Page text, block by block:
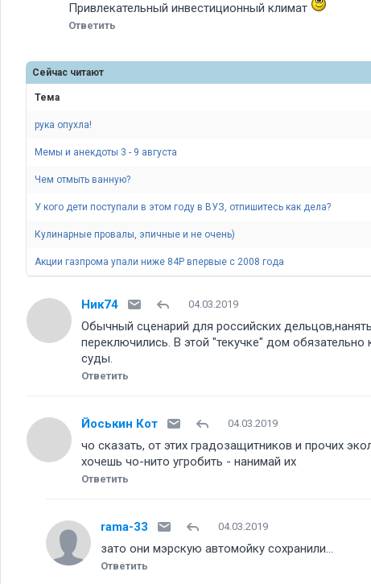
Привлекательный инвестиционный климат
Ответить
Сейчас читают
Тема
рука опухла!
Мемы и анекдоты 3 - 9 августа
Чем отмыть ванную
У кого дети поступали в этом году в ВУЗ, отпишитесь как дела
Кулинарные провалы, эпичные и не очень)
Акции газпрома упали ниже 84Р впервые с 2008 года
Ник74 04.03.2019
Обычный сценарий для российских
переключились. В этой "текучке" дом
суды.
Ответить
Йоськин Кот 04.03.2019
чо сказать, от этих градозащитников и прочих
хочешь чо-нито угробить - нанимай их
Ответить
rama-33 04.03.2019
зато они мэрскую автомойку сохранили...
Ответить